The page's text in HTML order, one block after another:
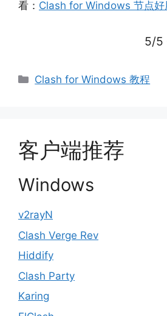
看： Clash for Windows 节点好
5/5
Clash for Windows 教程
客户端推荐
Windows
v2rayN
Clash Verge Rev
Hiddify
Clash Party
Karing